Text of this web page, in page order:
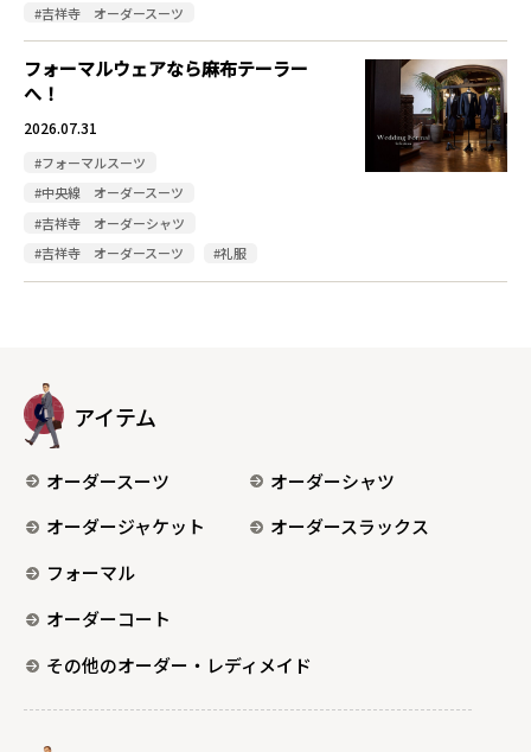
#吉祥寺 オーダースーツ
フォーマルウェアなら麻布テーラー
へ！
2026.07.31
#フォーマルスーツ
#中央線 オーダースーツ
#吉祥寺 オーダーシャツ
#吉祥寺 オーダースーツ
#礼服
アイテム
オーダースーツ
オーダーシャツ
オーダージャケット
オーダースラックス
フォーマル
オーダーコート
その他のオーダー・レディメイド